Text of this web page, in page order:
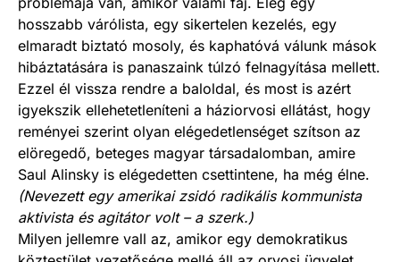
hosszabb várólista, egy sikertelen kezelés, egy
elmaradt biztató mosoly, és kaphatóvá válunk mások
hibáztatására is panaszaink túlzó felnagyítása mellett.
Ezzel él vissza rendre a baloldal, és most is azért
igyekszik ellehetetleníteni a háziorvosi ellátást, hogy
reményei szerint olyan elégedetlenséget szítson az
elöregedő, beteges magyar társadalomban, amire
Saul Alinsky is elégedetten csettintene, ha még élne.
(Nevezett egy amerikai zsidó radikális kommunista
aktivista és agitátor volt – a szerk.)
Milyen jellemre vall az, amikor egy demokratikus